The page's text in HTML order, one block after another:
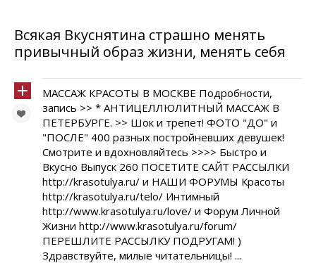
Всякая Вкуснятина страшно менять
привычный образ жизни, менять себя
МАССАЖ КРАСОТЫ В МОСКВЕ Подробности,
запись >> * АНТИЦЕЛЛЮЛИТНЫЙ МАССАЖ В
ПЕТЕРБУРГЕ. >> Шок и трепет! ФОТО "ДО" и
"ПОСЛЕ" 400 разных постройневших девушек!
Смотрите и вдохновляйтесь >>>> Быстро и
Вкусно Выпуск 260 ПОСЕТИТЕ САЙТ РАССЫЛКИ
http://krasotulya.ru/ и НАШИ ФОРУМЫ Красоты
http://krasotulya.ru/telo/ Интимный
http://www.krasotulya.ru/love/ и Форум Личной
Жизни http://www.krasotulya.ru/forum/
ПЕРЕШЛИТЕ РАССЫЛКУ ПОДРУГАМ! )
Здравствуйте, милые читательницы! ...